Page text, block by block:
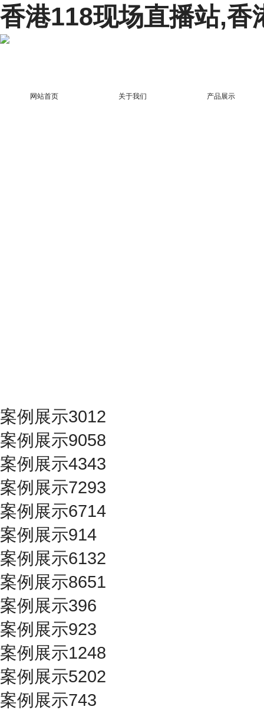
香港118现场直播站,香
网站首页 关于我们 产品展示
案例展示3012
案例展示9058
案例展示4343
案例展示7293
案例展示6714
案例展示914
案例展示6132
案例展示8651
案例展示396
案例展示923
案例展示1248
案例展示5202
案例展示743